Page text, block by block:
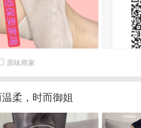
原味商家
柔，时而御姐